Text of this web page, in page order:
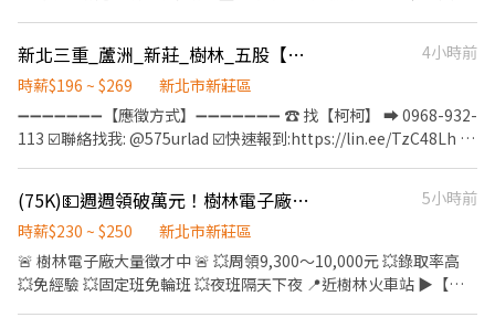
操作、組裝、檢驗 【休息時間】中午休息1h 上下午各10分 【休假
方式】週休二日 【上班時間/薪資】-含津貼加班- ➡️日班
薪$235 薪約$41360~75600 ➖➖➖☀️錯過會想哭，先報名止痛☀️
➖➖➖ ⭕️享有勞、健保、團保勞退6％⭕️ ☎️快速來電預約：0965-
083880 ➤ 樂樂專員 官方:@588wdhkl ➤記得要加@ ☑️手機號碼搜
尋可直接加好友 ━━━━━━━━━━━━━━━━━━━━ ⭕️免
費諮詢、仲介費、服務費 ⭕️享有勞健保、團保勞退6％ ✔️實體門市
經營、正規公司 ✔️高錄取、非詐騙、拒絕騙個資
新北三重_蘆洲_新莊_樹林_五股【🦐蝦皮店到店_門市人員】兼職首選🚀完整教育訓練
4小時前
時薪$196 ~ $269
新北市新莊區
➖➖➖➖➖➖➖【應徵方式】➖➖➖➖➖➖➖ ☎️ 找【柯柯】 ➡ 0968-932-
113 ☑️聯絡找我: @575urlad ☑️快速報到:https://lin.ee/TzC48Lh 加
或想兼差的你/妳加入🦐 ❤️❤️排休，依行事曆見紅天數休❤️❤️ ❤️❤️
兼職時段排休一周至少排4天(依實際區經理安排為主，可溝通再討
論)❤️❤️ ☀️☀️☀️【職-缺-介-紹】☀️☀️☀️ ✈ 工作時間： 長期輪班(需配
合以下兩個時段排班)： 早班：11:00 - 19:30 晚班：14:15 - 22:45 --
(75K)💵週週領破萬元！樹林電子廠2️⃣5️⃣0️⃣/H，快速上工賺高薪！
5小時前
時薪$230 ~ $250
新北市新莊區
🚨 樹林電子廠大量徵才中 🚨 💥周領9,300～10,000元 💥錄取率高
💥免經驗 💥固定班免輪班 💥夜班隔天下夜 📍近樹林火車站 ▶️【日